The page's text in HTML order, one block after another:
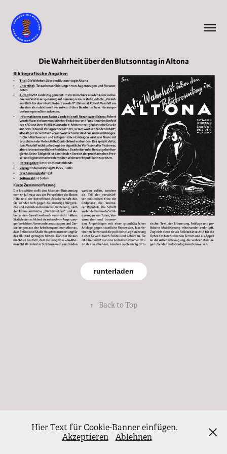
runterladen
↑ Back to Top
Hier Text für Cookie-Banner einfügen.
Akzeptieren
Ablehnen